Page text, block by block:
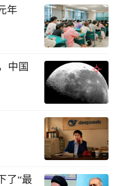
年
中国
了“最